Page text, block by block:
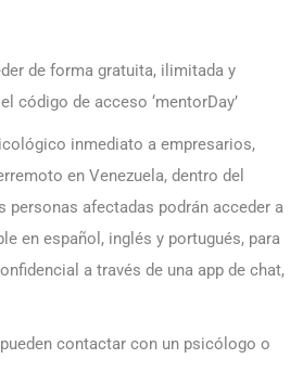
de forma gratuita, ilimitada y
código de acceso ‘mentorDay’
inmediato a empresarios,
en Venezuela, dentro del
personas afectadas podrán acceder a
en español, inglés y portugués, para
a través de una app de chat,
contactar con un psicólogo o